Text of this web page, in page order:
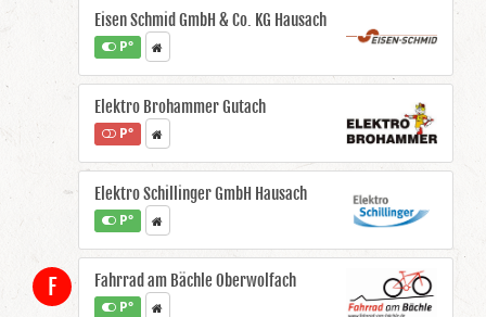
Eisen Schmid GmbH & Co. KG Hausach
P°
Elektro Brohammer Gutach
P°
Elektro Schillinger GmbH Hausach
P°
F Fahrrad am Bächle Oberwolfach
P°